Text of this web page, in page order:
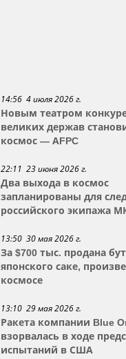
14:56 4 июля 2026 г.
Новым театром
великих держав
космос — АFPC
22:11 23 июня 2026 г.
Два выхода в космос
запланированы для
российского экипажа
13:50 30 мая 2026 г.
За $700 тыс. продана
японского саке,
космосе
13:10 29 мая 2026 г.
Ракета компании Blue
взорвалась в ходе
испытаний в США